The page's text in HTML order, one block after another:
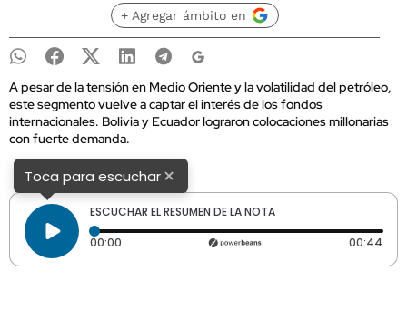
+ Agregar ámbito en
A pesar de la tensión en Medio Oriente y la volatilidad del petróleo,
este segmento vuelve a captar el interés de los fondos
internacionales. Bolivia y Ecuador lograron colocaciones millonarias
con fuerte demanda.
Toca para escuchar×
ESCUCHAR EL RESUMEN DE LA NOTA
00:00 Tiempo transcurrido: 0 segundos 00:44